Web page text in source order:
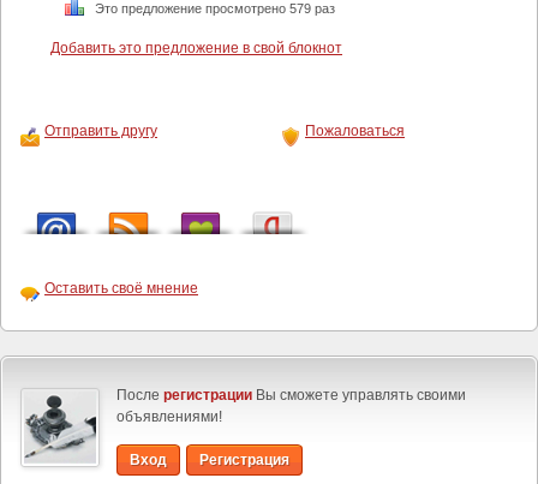
Это предложение просмотрено 579 раз
Добавить это предложение в свой блокнот
Отправить другу Пожаловаться
Оставить своё мнение
После регистрации Вы сможете управлять своими
объявлениями!
Вход
Регистрация